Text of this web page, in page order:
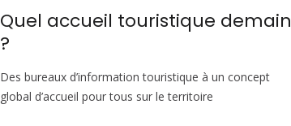
Quel accueil touristique demain
?
Des bureaux d’information touristique à un concept
global d’accueil pour tous sur le territoire